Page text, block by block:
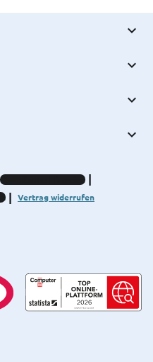
Compliance-Hinweise
Vertrag widerrufen